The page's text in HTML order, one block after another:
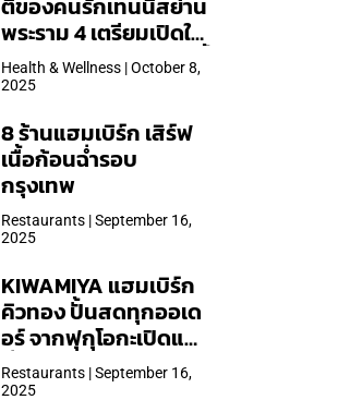
ตี้ของคนรักเทนนิสย่าน
พระราม 4 เตรียมเปิดให้
บริการวันแรก 19 ต.ค. นี้
Health & Wellness | October 8,
2025
8 ร้านแฮมเบิร์ก เสิร์ฟ
เนื้อก้อนฉ่ำรอบ
กรุงเทพ
Restaurants | September 16,
2025
KIWAMIYA แฮมเบิร์ก
คิวทอง ปั้นสดทุกออเด
อร์ จากฟุกุโอกะเปิดแล้ว
ที่ Central Park
Restaurants | September 16,
2025